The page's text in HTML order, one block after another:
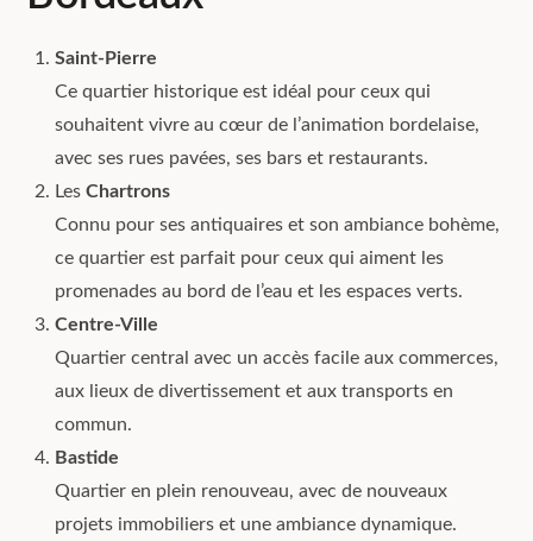
Saint-Pierre
Ce quartier historique est idéal pour ceux qui
souhaitent vivre au cœur de l’animation bordelaise,
avec ses rues pavées, ses bars et restaurants.
LesChartrons
Connu pour ses antiquaires et son ambiance bohème,
ce quartier est parfait pour ceux qui aiment les
promenades au bord de l’eau et les espaces verts.
Centre-Ville
Quartier central avec un accès facile aux commerces,
aux lieux de divertissement et aux transports en
commun.
Bastide
Quartier en plein renouveau, avec de nouveaux
projets immobiliers et une ambiance dynamique.